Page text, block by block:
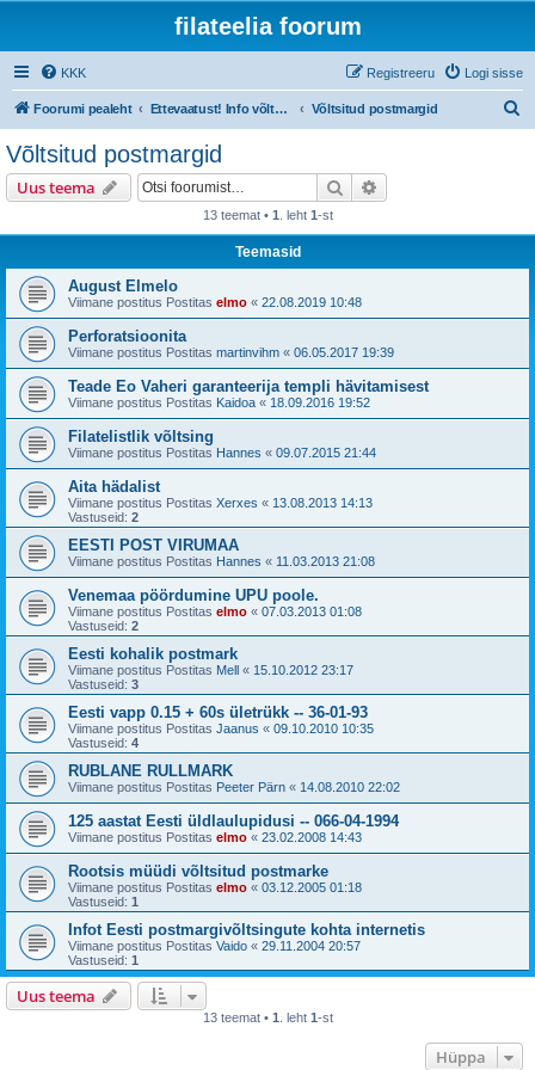
filateelia foorum
KKK Logi sisse
Registreeru
Foorumi pealeht Ettevaatust! Info võltsingute ja võltsimiskahtlusega materjali kohta Võltsitud postmargid
Võltsitud postmargid
Uus teema Otsi
13 teemat • 1 . leht 1-st
Teemasid
August Elmelo
Viimane postitus Postitas elmo « 22.08.2019 10:48
Perforatsioonita
Viimane postitus Postitas martinvihm « 06.05.2017 19:39
Teade Eo Vaheri garanteerija templi hävitamisest
Viimane postitus Postitas Kaidoa « 18.09.2016 19:52
Filatelistlik võltsing
Viimane postitus Postitas Hannes « 09.07.2015 21:44
Aita hädalist
Viimane postitus Postitas Xerxes « 13.08.2013 14:13
Vastuseid: 2
EESTI POST VIRUMAA
Viimane postitus Postitas Hannes « 11.03.2013 21:08
Venemaa pöördumine UPU poole.
Viimane postitus Postitas elmo « 07.03.2013 01:08
Vastuseid: 2
Eesti kohalik postmark
Viimane postitus Postitas Mell « 15.10.2012 23:17
Vastuseid: 3
Eesti vapp 0.15 + 60s ületrükk -- 36-01-93
Viimane postitus Postitas Jaanus « 09.10.2010 10:35
Vastuseid: 4
RUBLANE RULLMARK
Viimane postitus Postitas Peeter Pärn « 14.08.2010 22:02
125 aastat Eesti üldlaulupidusi -- 066-04-1994
Viimane postitus Postitas elmo « 23.02.2008 14:43
Rootsis müüdi võltsitud postmarke
Viimane postitus Postitas elmo « 03.12.2005 01:18
Vastuseid: 1
Infot Eesti postmargivõltsingute kohta internetis
Viimane postitus Postitas Vaido « 29.11.2004 20:57
Vastuseid: 1
Uus teema
13 teemat • 1 . leht 1-st
Hüppa